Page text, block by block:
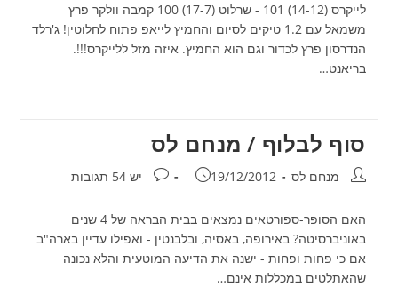
לייקרס (14-12) 101 - שרלוט (17-7) 100 קמבה וולקר פרץ
משמאל עם 1.2 טיקים לסיום והחמיץ לייאפ פתוח לחלוטין! ג'רלד
הנדרסון פרץ לכדור וגם הוא החמיץ. איזה מזל ללייקרס!!!.
בריאנט…
סוף לבלוף / מנחם לס
מחבר:מנחם לס פורסם:
19/12/2012 תגובות:
יש 54 תגובות
האם הסופר-ספורטאים נמצאים בבית הבראה של 4 שנים
באוניברסיטה? באירופה, באסיה, ובלבנטין - ואפילו עדיין בארה"ב
אם כי פחות ופחות - ישנה את הדיעה המוטעית והלא נכונה
שהאתלטים במכללות אינם…